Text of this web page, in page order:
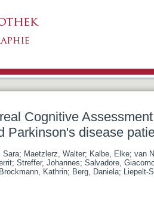
Cognitive
Parkinson's disease
Sara; Maetzlerz, Walter; Kalbe, Elke; van
; Streffer, Johannes; Salvadore,
Brockmann, Kathrin; Berg, Daniela; Liepelt-